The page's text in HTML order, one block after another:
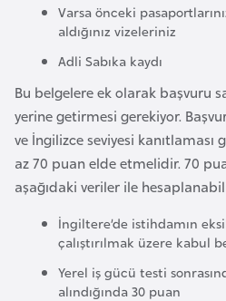
Varsa önceki
aldığınız vizeleriniz
Adli Sabıka kaydı
Bu belgelere ek olarak başvuru
yerine getirmesi gerekiyor.
ve İngilizce seviyesi kanıtlaması
az 70 puan elde etmelidir. 70
aşağıdaki veriler ile
İngiltere’de istihdamın
çalıştırılmak üzere kabul
Yerel iş gücü testi
alındığında 30 puan
E
t
i
y